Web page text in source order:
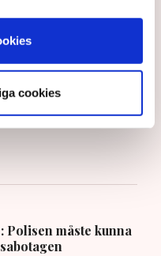
cookies
Polisen måste kunna